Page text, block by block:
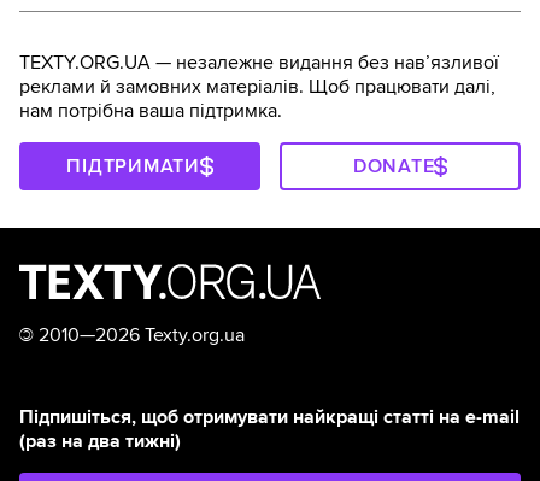
TEXTY.ORG.UA — незалежне видання без навʼязливої
реклами й замовних матеріалів. Щоб працювати далі,
нам потрібна ваша підтримка.
ПІДТРИМАТИ DONATE
© 2010—2026 Texty.org.ua
Підпишіться, щоб отримувати найкращі статті на e-mail
(раз на два тижні)